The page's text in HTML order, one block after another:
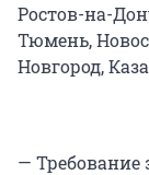
Ростов-на-
Тюмень,
Новгород,
— Требование